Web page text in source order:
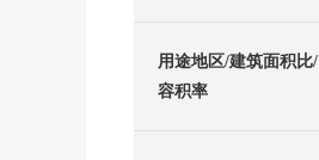
用途地区/建筑面积比/
容积率